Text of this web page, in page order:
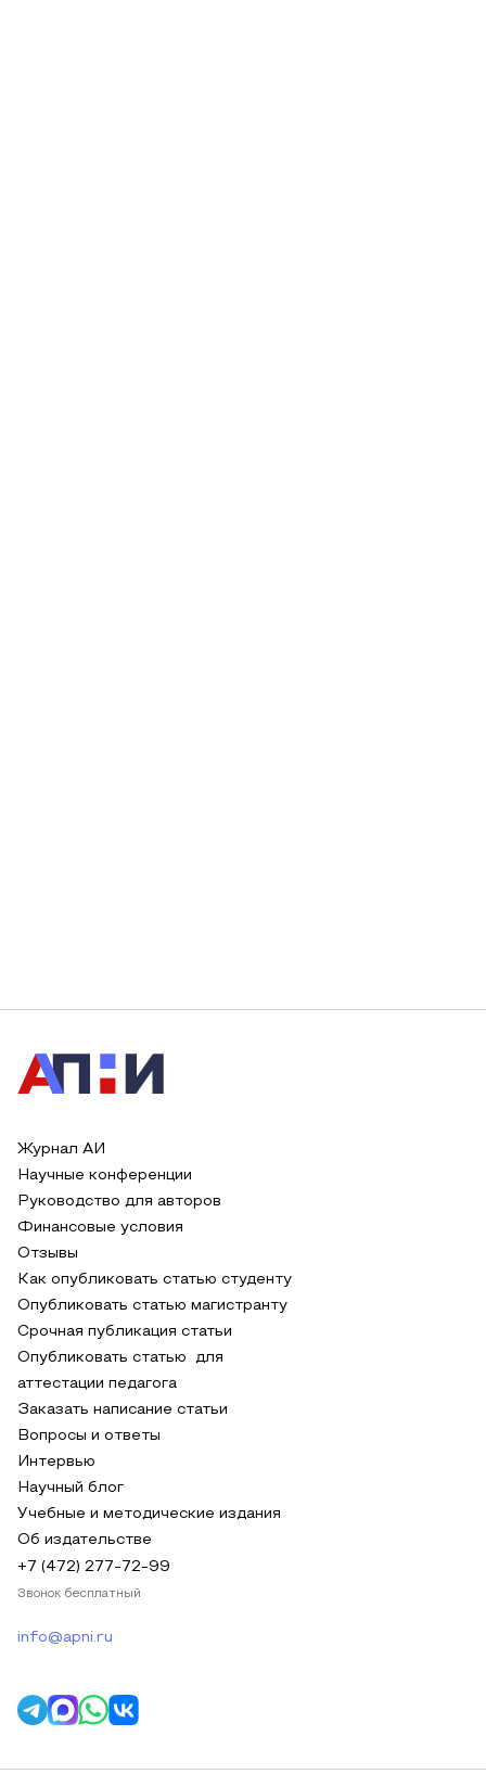
Журнал АИ
Научные конференции
Руководство для авторов
Финансовые условия
Отзывы
Как опубликовать статью студенту
Опубликовать статью магистранту
Срочная публикация статьи
Опубликовать статью для
аттестации педагога
Заказать написание статьи
Вопросы и ответы
Интервью
Научный блог
Учебные и методические издания
Об издательстве
+7 (472) 277-72-99
Звонок бесплатный
info@apni.ru